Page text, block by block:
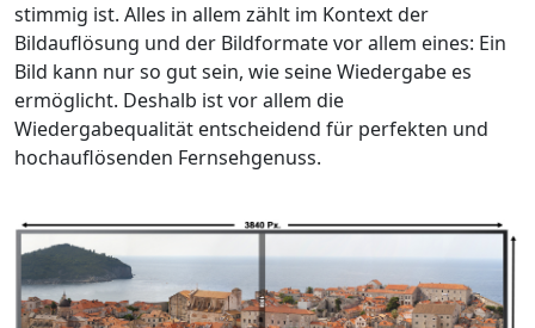
stimmig ist. Alles in allem zählt im Kontext der
Bildauflösung und der Bildformate vor allem eines: Ein
Bild kann nur so gut sein, wie seine Wiedergabe es
ermöglicht. Deshalb ist vor allem die
Wiedergabequalität entscheidend für perfekten und
hochauflösenden Fernsehgenuss.